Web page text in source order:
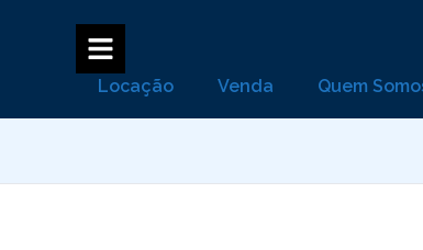
Locação Venda Quem